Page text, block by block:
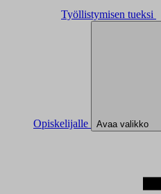
Työllistymisen tueksi
Opiskelijalle Avaa valikko